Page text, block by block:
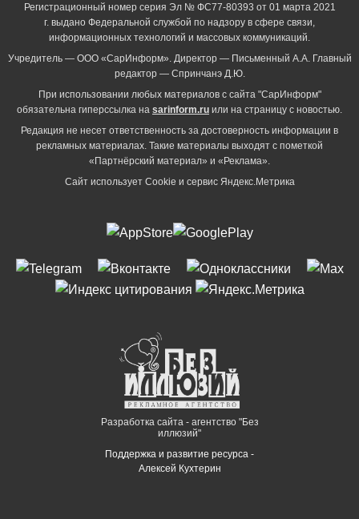
Регистрационный номер серия Эл № ФС77-80393 от 01 марта 2021
г. выдано Федеральной службой по надзору в сфере связи,
информационных технологий и массовых коммуникаций.
Учредитель — ООО «СарИнформ». Директор — Письменный А.А. Главный
редактор — Спринчанэ Д.Ю.
При использовании любых материалов с сайта "СарИнформ"
обязательна гиперссылка на sarinform.ru или на страницу с новостью.
Редакция не несет ответственность за достоверность информации в
рекламных материалах. Такие материалы выходят с пометкой
«Партнёрский материал» и «Реклама».
Сайт использует Cookie и сервиc Яндекс.Метрика
Разработка сайта - агентство "Без
иллюзий"
Поддержка и развитие ресурса -
Алексей Кухтерин